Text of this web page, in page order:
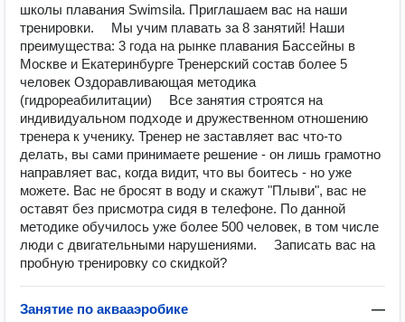
школы плавания Swimsila. Приглашаем вас на наши
тренировки. ⠀ Мы учим плавать за 8 занятий! Наши
преимущества: 3 года на рынке плавания Бассейны в
Москве и Екатеринбурге Тренерский состав более 5
человек Оздоравливающая методика
(гидрореабилитации) ⠀ Все занятия строятся на
индивидуальном подходе и дружественном отношению
тренера к ученику. Тренер не заставляет вас что-то
делать, вы сами принимаете решение - он лишь грамотно
направляет вас, когда видит, что вы боитесь - но уже
можете. Вас не бросят в воду и скажут "Плыви", вас не
оставят без присмотра сидя в телефоне. По данной
методике обучилось уже более 500 человек, в том числе
люди с двигательными нарушениями. ⠀ Записать вас на
пробную тренировку со скидкой?
Занятие по аквааэробике —